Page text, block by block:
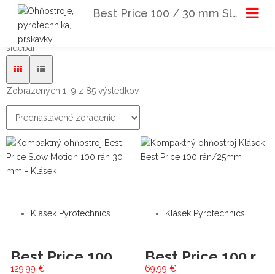
Best Price 100 / 30 mm Slow motion
sidebar
Zobrazených 1–9 z 85 výsledkov
Klásek Pyrotechnics
129,99 €
Klásek Pyrotechnics
69,99 €